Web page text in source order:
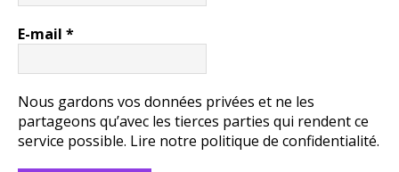
E-mail *
Nous gardons vos données privées et ne les
partageons qu’avec les tierces parties qui rendent ce
service possible. Lire notre politique de confidentialité.